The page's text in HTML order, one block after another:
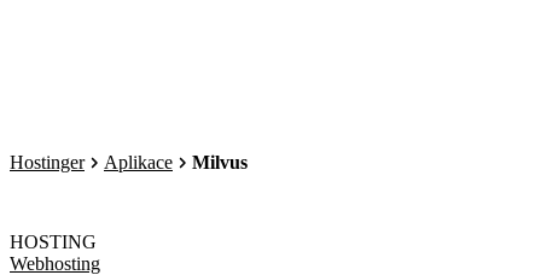
Hostinger Aplikace Milvus
HOSTING
Webhosting